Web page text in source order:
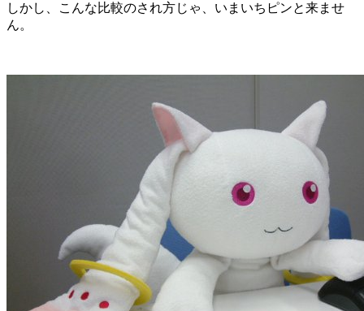
しかし、こんな比較のされ方じゃ、いまいちピンと来ませ
ん。